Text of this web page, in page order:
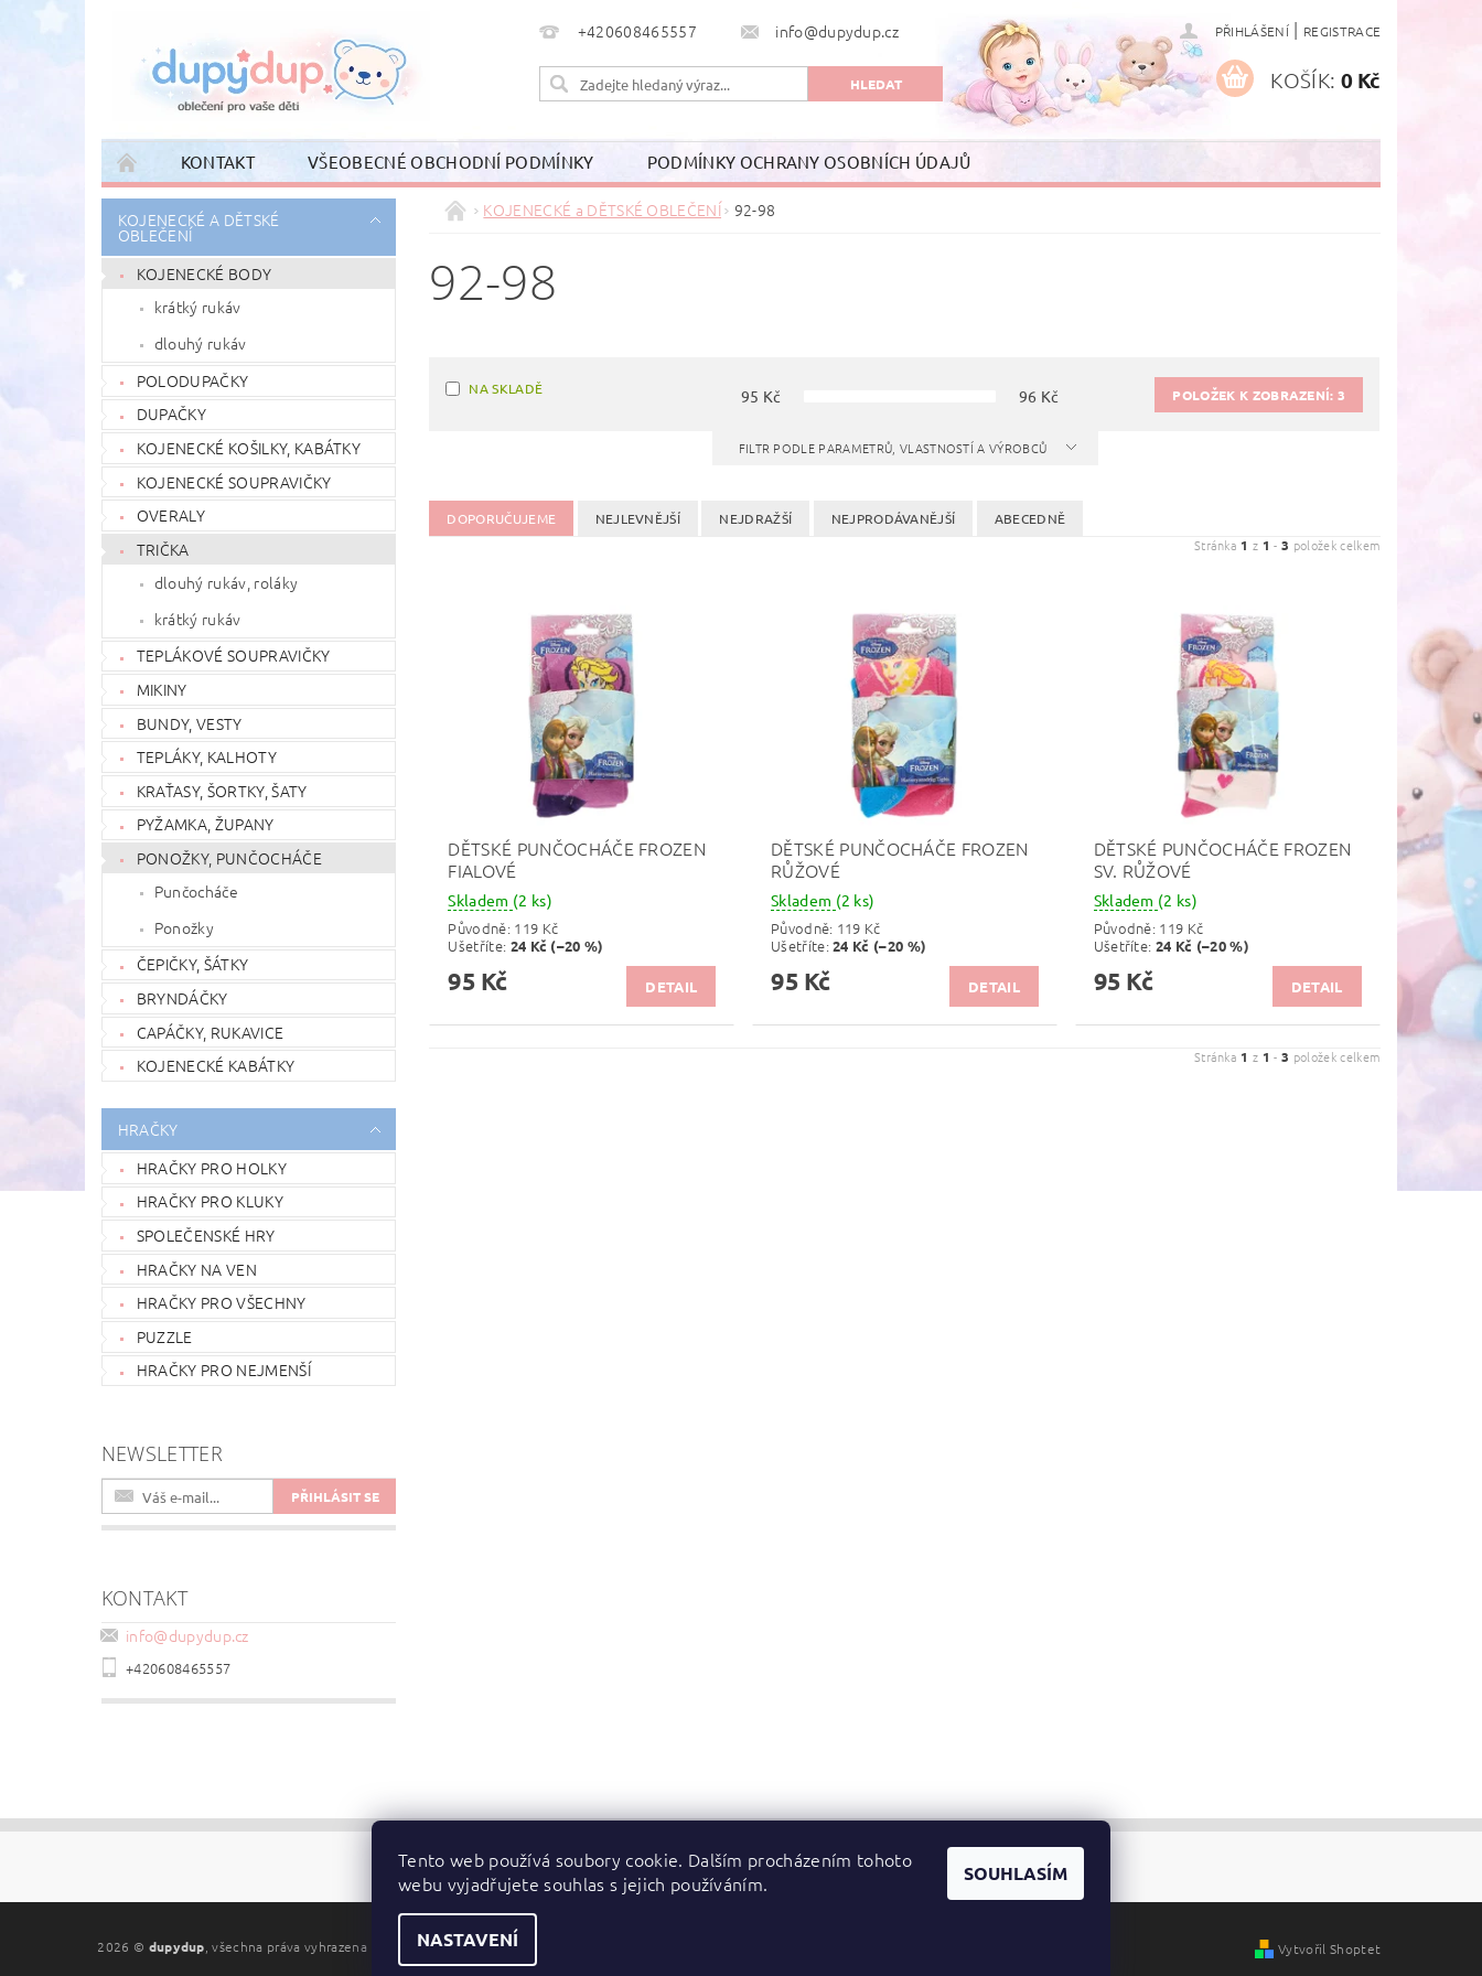
+420608465557 info@dupydup.cz PŘIHLÁŠENÍ | REGISTRACE
KOŠÍK: 0 Kč
KONTAKT VŠEOBECNÉ OBCHODNÍ PODMÍNKY PODMÍNKY OCHRANY OSOBNÍCH ÚDAJŮ
KOJENECKÉ A DĚTSKÉ
OBLEČENÍ
KOJENECKÉ BODY
krátký rukáv
dlouhý rukáv
POLODUPAČKY
DUPAČKY
KOJENECKÉ KOŠILKY, KABÁTKY
KOJENECKÉ SOUPRAVIČKY
OVERALY
TRIČKA
dlouhý rukáv, roláky
krátký rukáv
TEPLÁKOVÉ SOUPRAVIČKY
MIKINY
BUNDY, VESTY
TEPLÁKY, KALHOTY
KRAŤASY, ŠORTKY, ŠATY
PYŽAMKA, ŽUPANY
PONOŽKY, PUNČOCHÁČE
Punčocháče
Ponožky
ČEPIČKY, ŠÁTKY
BRYNDÁČKY
CAPÁČKY, RUKAVICE
KOJENECKÉ KABÁTKY
HRAČKY
HRAČKY PRO HOLKY
HRAČKY PRO KLUKY
SPOLEČENSKÉ HRY
HRAČKY NA VEN
HRAČKY PRO VŠECHNY
PUZZLE
HRAČKY PRO NEJMENŠÍ
NEWSLETTER
KONTAKT
info@dupydup.cz
+420608465557
KOJENECKÉ a DĚTSKÉ OBLEČENÍ 92-98
92-98
NA SKLADĚ 95 Kč 96 Kč POLOŽEK K ZOBRAZENÍ:3
FILTR PODLE PARAMETRŮ, VLASTNOSTÍ A VÝROBCŮ
DOPORUČUJEME NEJLEVNĚJŠÍ NEJDRAŽŠÍ NEJPRODÁVANĚJŠÍ
ABECEDNĚ
Stránka 1 z 1 -3 položek celkem
DĚTSKÉ PUNČOCHÁČE FROZEN
FIALOVÉ
Skladem (2 ks)
Původně: 119 Kč
Ušetříte: 24 Kč (–20 %)
95 Kč DETAIL
DĚTSKÉ PUNČOCHÁČE FROZEN
RŮŽOVÉ
Skladem (2 ks)
Původně: 119 Kč
Ušetříte:24 Kč (–20 %)
95 Kč DETAIL
DĚTSKÉ PUNČOCHÁČE FROZEN
SV. RŮŽOVÉ
Skladem (2 ks)
Původně: 119 Kč
Ušetříte: 24 Kč (–20 %)
95 Kč DETAIL
Stránka 1 z 1 -3 položek celkem
Zboží.cz | Heureka.cz
2026 © dupydup, všechna práva vyhrazena Vytvořil Shoptet
Tento web používá soubory cookie. Dalším procházením tohoto
webu vyjadřujete souhlas s jejich používáním.
NASTAVENÍ
SOUHLASÍM